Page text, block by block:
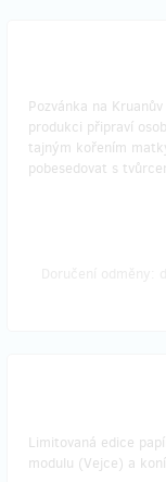
Pozvánka na
produkci připraví
tajným kořením
pobesedovat s
Limitovaná edice
modulu (Vejce) a